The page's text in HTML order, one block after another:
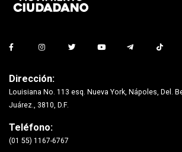
Dirección:
Louisiana No. 113 esq. Nueva York, Nápoles, Del.
Juárez., 3810, D.F.
Teléfono:
(01 55) 1167-6767